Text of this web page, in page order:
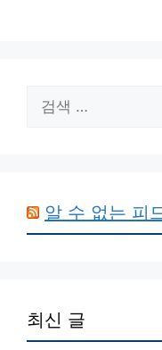
색:
알 수 없는 피
최신 글